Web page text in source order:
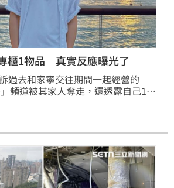
櫃1物品 真實反應曝光了
過去和家寧交往期間一起經營的
」頻道被其家人奪走，還透露自己10
被說只是「掛名登記」，瞬間變得
離影片，Andy找到2600元紅包以及
紅，真實反應太讓人心疼。蔡佩伶報